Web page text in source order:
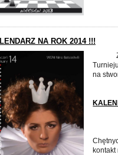
NA ROK 2014 !!!
na
kontakt